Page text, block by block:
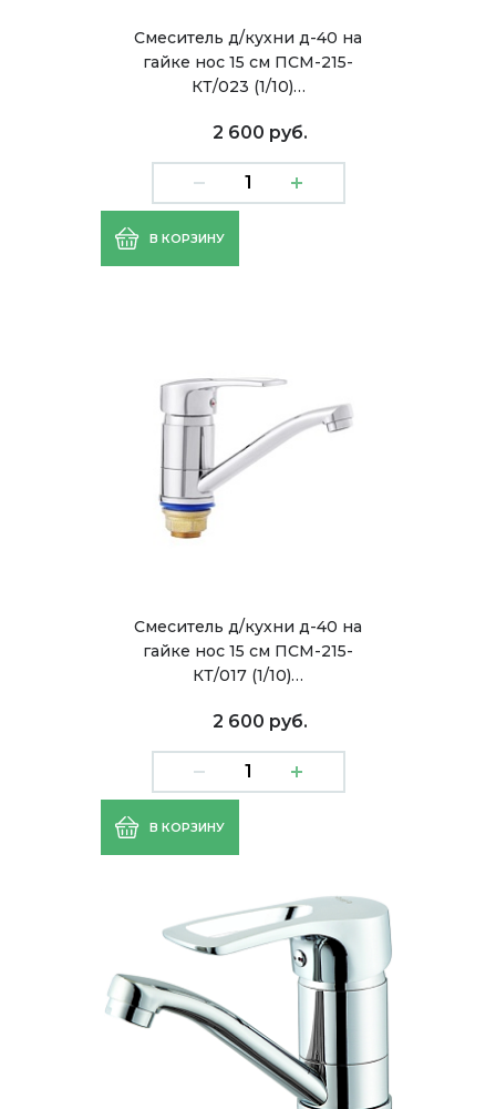
Смеситель д/кухни д-40 на
гайке нос 15 см ПСМ-215-
КТ/023 (1/10)…
2 600 руб.
В КОРЗИНУ
Смеситель д/кухни д-40 на
гайке нос 15 см ПСМ-215-
КТ/017 (1/10)…
2 600 руб.
В КОРЗИНУ